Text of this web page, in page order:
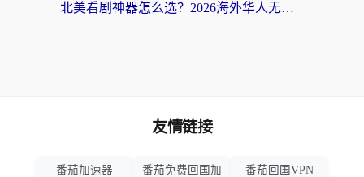
北美看剧神器怎么选？2026海外华人无缝访问国内资源全攻略
友情链接
番茄加速器
番茄免费回国加
番茄回国VPN